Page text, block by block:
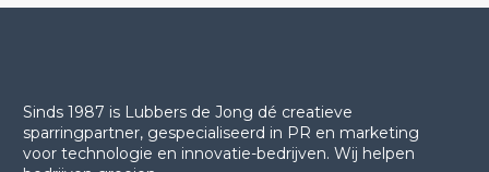
Sinds 1987 is Lubbers de Jong dé creatieve
sparringpartner, gespecialiseerd in PR en marketing
voor technologie en innovatie-bedrijven. Wij helpen